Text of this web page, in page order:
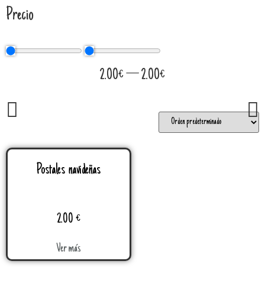
Precio
2.00€—2.00€
Postales navideñas
2.00 €
Ver más